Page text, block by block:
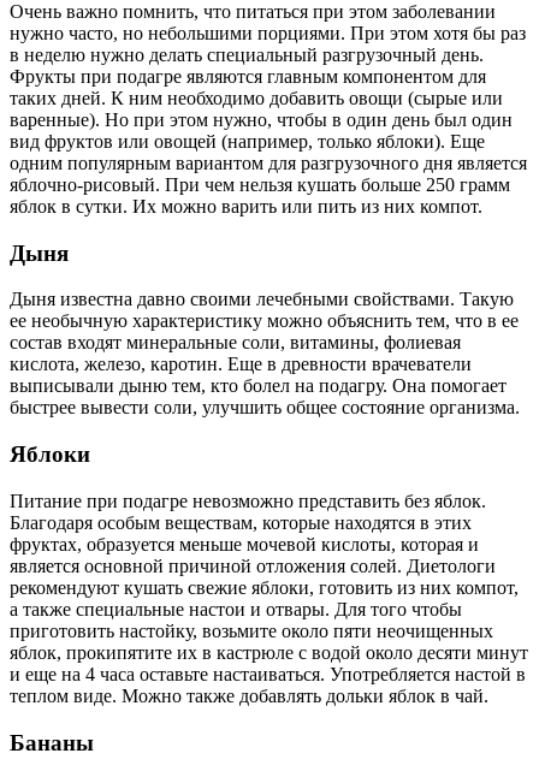
Очень важно помнить, что питаться при этом заболевании
нужно часто, но небольшими порциями. При этом хотя бы раз
в неделю нужно делать специальный разгрузочный день.
Фрукты при подагре являются главным компонентом для
таких дней. К ним необходимо добавить овощи (сырые или
варенные). Но при этом нужно, чтобы в один день был один
вид фруктов или овощей (например, только яблоки). Еще
одним популярным вариантом для разгрузочного дня является
яблочно-рисовый. При чем нельзя кушать больше 250 грамм
яблок в сутки. Их можно варить или пить из них компот.
Дыня
Дыня известна давно своими лечебными свойствами. Такую
ее необычную характеристику можно объяснить тем, что в ее
состав входят минеральные соли, витамины, фолиевая
кислота, железо, каротин. Еще в древности врачеватели
выписывали дыню тем, кто болел на подагру. Она помогает
быстрее вывести соли, улучшить общее состояние организма.
Яблоки
Питание при подагре невозможно представить без яблок.
Благодаря особым веществам, которые находятся в этих
фруктах, образуется меньше мочевой кислоты, которая и
является основной причиной отложения солей. Диетологи
рекомендуют кушать свежие яблоки, готовить из них компот,
а также специальные настои и отвары. Для того чтобы
приготовить настойку, возьмите около пяти неочищенных
яблок, прокипятите их в кастрюле с водой около десяти минут
и еще на 4 часа оставьте настаиваться. Употребляется настой в
теплом виде. Можно также добавлять дольки яблок в чай.
Бананы